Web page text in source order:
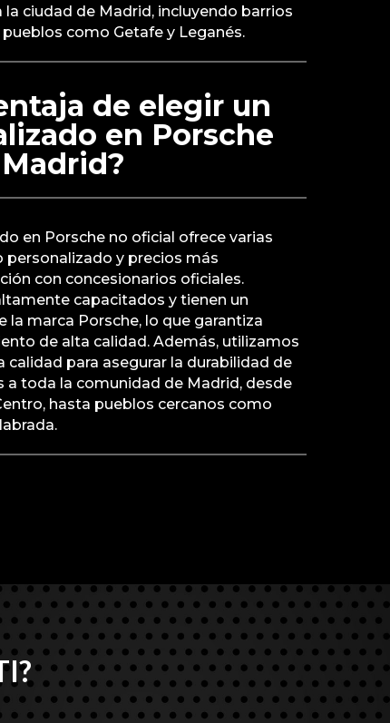
ciudad de Madrid, incluyendo barrios
como Getafe y Leganés.
de elegir un
en Porsche
en Porsche no oficial ofrece varias
personalizado y precios más
con concesionarios oficiales.
capacitados y tienen un
marca Porsche, lo que garantiza
de alta calidad. Además, utilizamos
calidad para asegurar la durabilidad de
a toda la comunidad de Madrid, desde
hasta pueblos cercanos como